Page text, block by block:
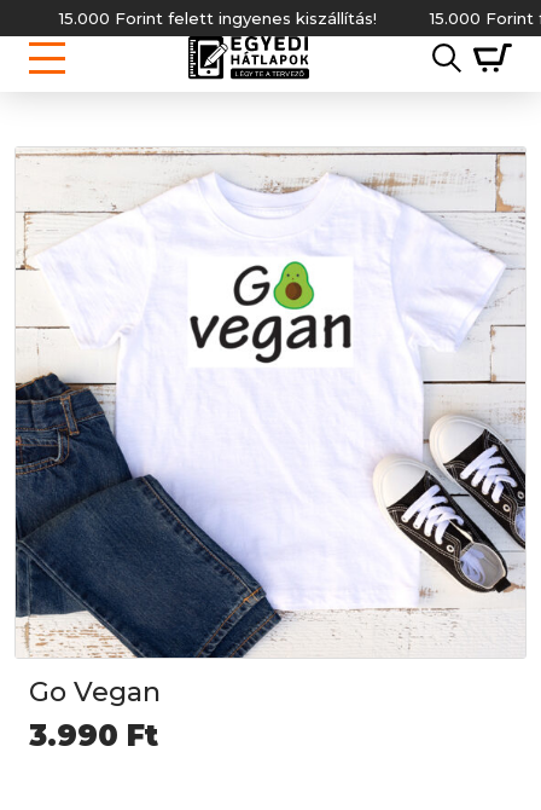
15.000 Forint felett ingyenes kiszállítás! 15.000 Forint felett
Go Vegan
3.990 Ft